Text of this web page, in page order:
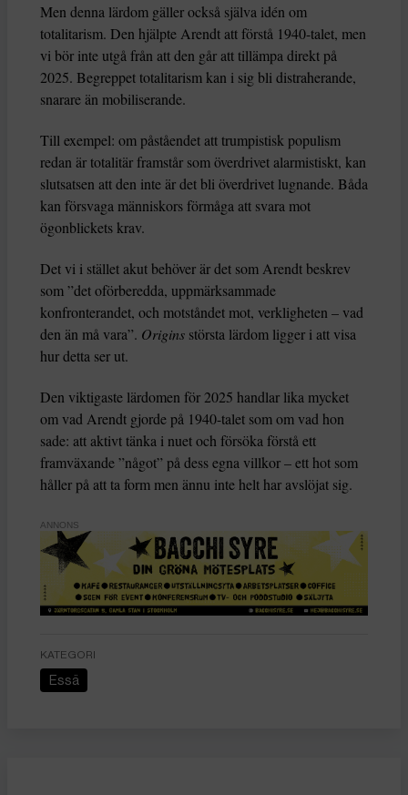
Men denna lärdom gäller också själva idén om
totalitarism. Den hjälpte Arendt att förstå 1940-talet, men
vi bör inte utgå från att den går att tillämpa direkt på
2025. Begreppet totalitarism kan i sig bli distraherande,
snarare än mobiliserande.
Till exempel: om påståendet att trumpistisk populism
redan är totalitär framstår som överdrivet alarmistiskt, kan
slutsatsen att den inte är det bli överdrivet lugnande. Båda
kan försvaga människors förmåga att svara mot
ögonblickets krav.
Det vi i stället akut behöver är det som Arendt beskrev
som ”det oförberedda, uppmärksammade
konfronterandet, och motståndet mot, verkligheten – vad
den än må vara”. Origins största lärdom ligger i att visa
hur detta ser ut.
Den viktigaste lärdomen för 2025 handlar lika mycket
om vad Arendt gjorde på 1940-talet som om vad hon
sade: att aktivt tänka i nuet och försöka förstå ett
framväxande ”något” på dess egna villkor – ett hot som
håller på att ta form men ännu inte helt har avslöjat sig.
ANNONS
KATEGORI
Essä